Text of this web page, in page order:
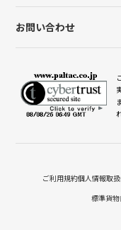
お問い合わせ
ご利用規約個人情報取
標準貨